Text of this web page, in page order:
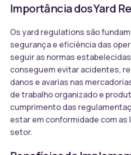
Importância dos Yard
Os yard regulations são
segurança e eficiência das
seguir as normas
conseguem evitar acidentes,
danos e avarias nas
de trabalho organizado e
cumprimento das
estar em conformidade com as
setor.